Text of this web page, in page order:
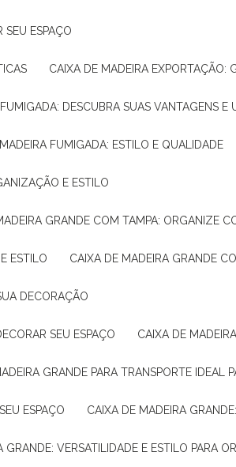
SEU ESPAÇO
CAIXA DE MADEIRA EXPORTAÇÃO:
FUMIGADA: DESCUBRA SUAS VANTAGENS E
MADEIRA FUMIGADA: ESTILO E QUALIDADE
E ESTILO
GRANDE COM TAMPA: ORGANIZE
ESTILO CAIXA DE MADEIRA GRANDE
DECORAÇÃO
SEU ESPAÇO CAIXA DE
GRANDE PARA TRANSPORTE IDEAL
ESPAÇO CAIXA DE MADEIRA
GRANDE: VERSATILIDADE E ESTILO PARA